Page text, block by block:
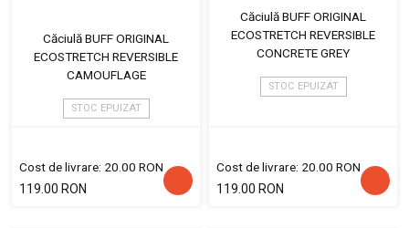
Căciulă BUFF ORIGINAL
ECOSTRETCH REVERSIBLE
CAMOUFLAGE
STOC EPUIZAT
Cost de livrare: 20.00 RON
119.00 RON
Căciulă BUFF ORIGINAL
ECOSTRETCH REVERSIBLE
CONCRETE GREY
STOC EPUIZAT
Cost de livrare: 20.00 RON
119.00 RON